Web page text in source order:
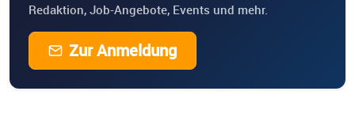
Redaktion, Job-Angebote, Events und mehr.
Zur Anmeldung